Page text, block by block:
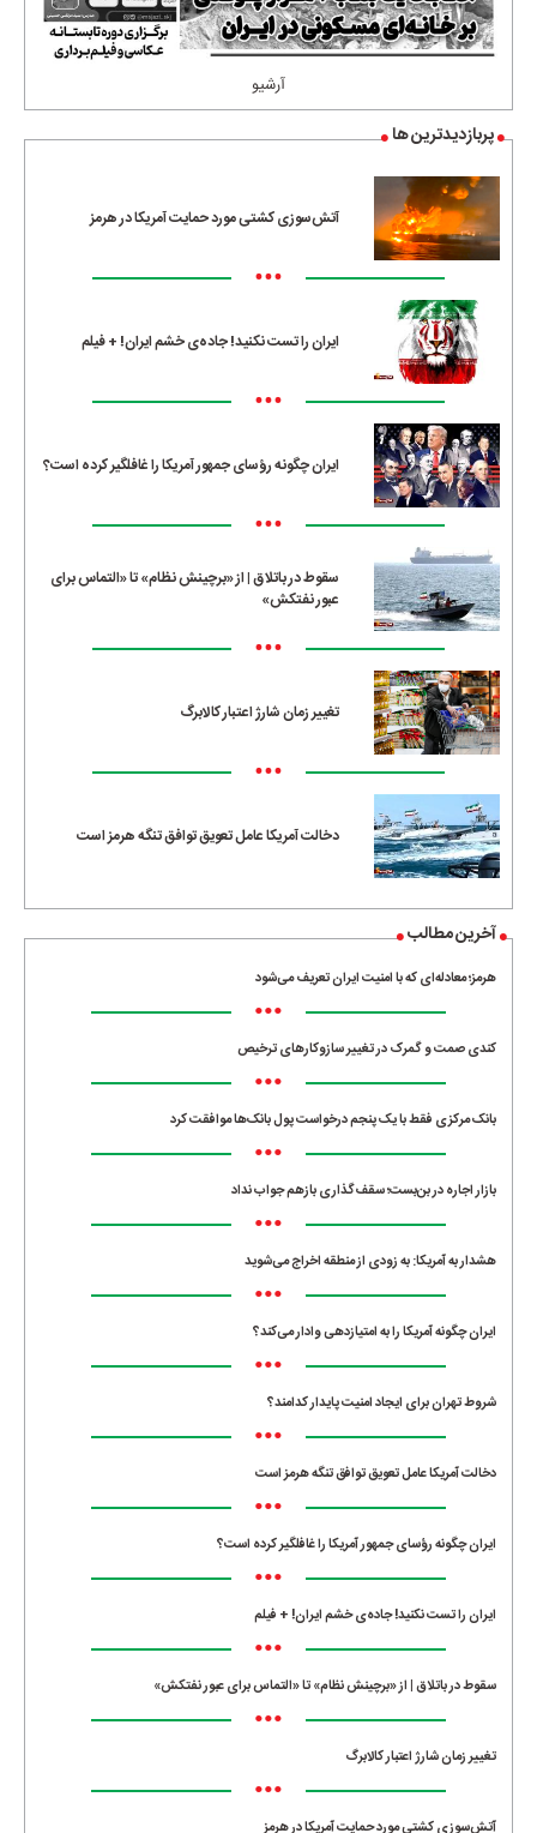
آرشیو
پربازدیدترین ها
آتش‌سوزی کشتی مورد حمایت آمریکا در هرمز
•••
ایران را تست نکنید! جاده‌ی خشم ایران! + فیلم
•••
ایران چگونه رؤسای جمهور آمریکا را غافلگیر کرده است؟
•••
سقوط در باتلاق | از «برچینش نظام» تا «التماس برای
عبور نفتکش»
•••
تغییر زمان شارژ اعتبار کالابرگ
•••
دخالت آمریکا عامل تعویق توافق تنگه هرمز است
آخرین مطالب
هرمز؛ معادله‌ای که با امنیت ایران تعریف می‌شود
•••
کندی صمت و گمرک در تغییر سازوکارهای ترخیص
•••
بانک مرکزی فقط با یک‌ پنجم درخواست پول بانک‌ها موافقت کرد
•••
بازار اجاره در بن‌بست؛ سقف‌گذاری بازهم جواب نداد
•••
هشدار به آمریکا: به زودی از منطقه اخراج می‌شوید
•••
ایران چگونه آمریکا را به امتیازدهی وادار می‌کند؟
•••
شروط تهران برای ایجاد امنیت پایدار کدامند؟
•••
دخالت آمریکا عامل تعویق توافق تنگه هرمز است
•••
ایران چگونه رؤسای جمهور آمریکا را غافلگیر کرده است؟
•••
ایران را تست نکنید! جاده‌ی خشم ایران! + فیلم
•••
سقوط در باتلاق | از «برچینش نظام» تا «التماس برای عبور نفتکش»
•••
تغییر زمان شارژ اعتبار کالابرگ
•••
آتش‌سوزی کشتی مورد حمایت آمریکا در هرمز